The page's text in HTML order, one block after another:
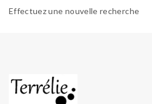
Effectuez une nouvelle recherche